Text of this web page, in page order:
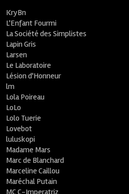
KryBn
L'Enfant Fourmi
La Société des Simplistes
Lapin Gris
Larsen
Le Laboratoire
Lésion d'Honneur
lm
Lola Poireau
LoLo
Lolo Tuerie
Lovebot
luluskopi
Madame Mars
Marc de Blanchard
Marceline Caillou
Maréchal Putain
MC C-Imperatriz